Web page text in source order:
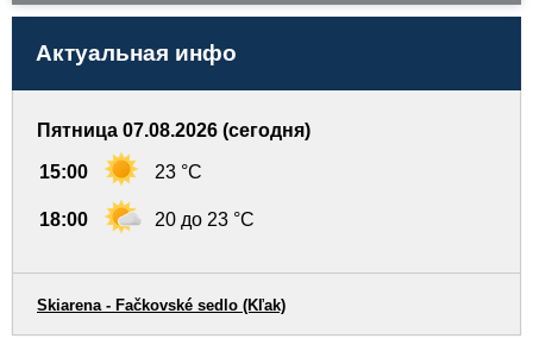
Актуальная инфо
Пятница 07.08.2026 (сегодня)
15:00 23 °C
18:00 20 до 23 °C
Skiarena - Fačkovské sedlo (Kľak)